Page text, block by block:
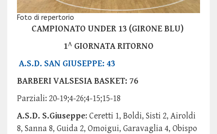
Foto di repertorio
CAMPIONATO UNDER 13 (GIRONE BLU)
1^ GIORNATA RITORNO
A.S.D. SAN GIUSEPPE: 43
BARBERI VALSESIA BASKET: 76
Parziali: 20-19;4-26;4-15;15-18
A.S.D. S.Giuseppe: Ceretti 1, Boldi, Sisti 2, Airoldi
8, Sanna 8, Guida 2, Omoigui, Garavaglia 4, Obispo